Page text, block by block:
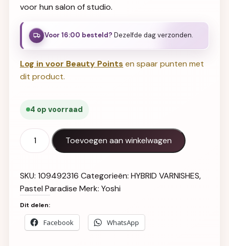
voor hun salon of studio.
Voor 16:00 besteld? Dezelfde dag verzonden.
Log in voor Beauty Points en spaar punten met
dit product.
4 op voorraad
Gel Polish UV LED Melon Zest - 821 aantal
Toevoegen aan winkelwagen
SKU: 109492316 Categorieën: HYBRID VARNISHES,
Pastel Paradise Merk: Yoshi
Dit delen:
Facebook WhatsApp